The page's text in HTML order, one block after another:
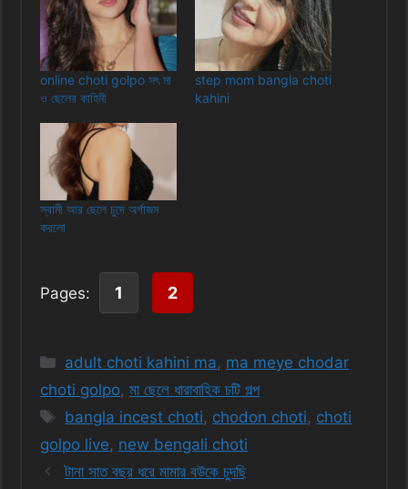
online choti golpo সৎ মা
ও ছেলের কাহিনী
step mom bangla choti
kahini
স্বামী আর ছেলে চুদে অর্গাজম
করলো
Pages: 1 2
Categories
adult choti kahini ma, ma meye chodar
choti golpo, মা ছেলে ধারাবাহিক চটি গল্প
Tags
bangla incest choti, chodon choti, choti
golpo live, new bengali choti
টানা সাত বছর ধরে মামার বউকে চুদছি